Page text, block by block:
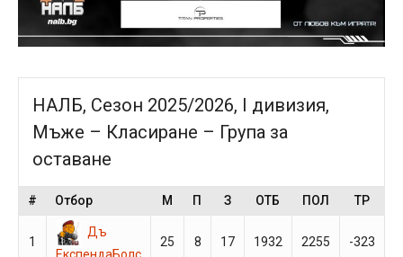
НАЛБ, Сезон 2025/2026, I дивизия,
Мъже – Класиране – Група за
оставане
# Отбор М П З ОТБ ПОЛ ТР
1
Дъ
25 8 17 1932 2255 -323